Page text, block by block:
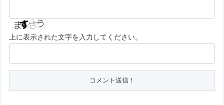
上に表示された文字を入力してください。